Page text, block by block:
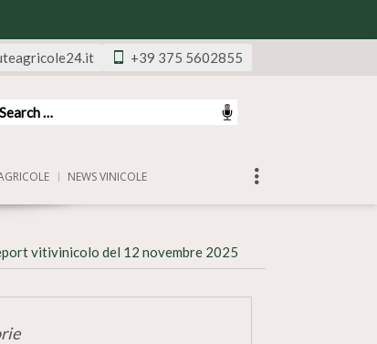
+39 375 5602855
NEWS VINICOLE
vitivinicolo del 12 novembre 2025